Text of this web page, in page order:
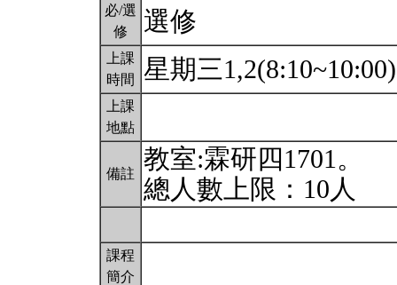
必/選
修
選修
上課
時間
星期三
上課
地點
備註
教室:霖研四1701。
總人數上限：10人
課程
簡介